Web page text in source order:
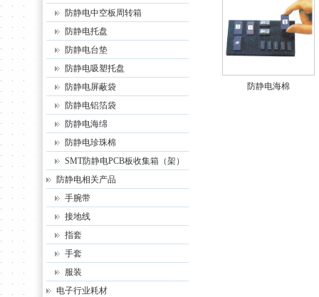
防静电中空板周转箱
防静电托盘
防静电台垫
防静电吸塑托盘
防静电屏蔽袋
防静电铝箔袋
防静电海绵
防静电珍珠棉
SMT防静电PCB板收集箱（架）
防静电相关产品
手腕带
接地线
指套
手套
服装
电子行业耗材
防静电海棉